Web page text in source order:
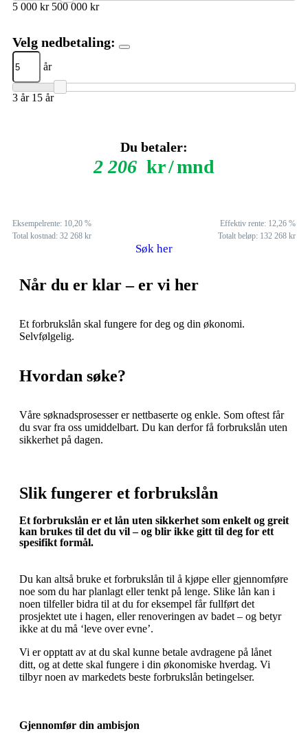
5 000 kr 500 000 kr
Velg nedbetaling:
år
3 år 15 år
Du betaler:
2 206 kr/mnd
Eksempelrente: 10,20 % Effektiv rente: 12,26 %
Total kostnad: 32 268 kr Totalt beløp: 132 268 kr
Søk her
Når du er klar – er vi her
Et forbrukslån skal fungere for deg og din økonomi.
Selvfølgelig.
Hvordan søke?
Våre søknadsprosesser er nettbaserte og enkle. Som oftest får
du svar fra oss umiddelbart. Du kan derfor få forbrukslån uten
sikkerhet på dagen.
Slik fungerer et forbrukslån
Et forbrukslån er et lån uten sikkerhet som enkelt og greit
kan brukes til det du vil – og blir ikke gitt til deg for ett
spesifikt formål.
Du kan altså bruke et forbrukslån til å kjøpe eller gjennomføre
noe som du har planlagt eller tenkt på lenge. Slike lån kan i
noen tilfeller bidra til at du for eksempel får fullført det
prosjektet ute i hagen, eller renoveringen av badet – og betyr
ikke at du må ‘leve over evne’.
Vi er opptatt av at du skal kunne betale avdragene på lånet
ditt, og at dette skal fungere i din økonomiske hverdag. Vi
tilbyr noen av markedets beste forbrukslån betingelser.
Gjennomfør din ambisjon